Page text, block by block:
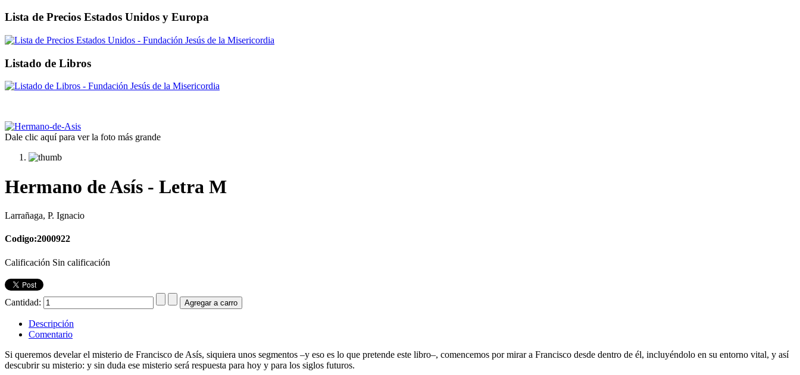
Lista de Precios Estados Unidos y Europa
Listado de Libros
Dale clic aquí para ver la foto más grande
Hermano de Asís - Letra M
Larrañaga, P. Ignacio
Codigo:2000922
Calificación Sin calificación
Cantidad:
Descripción
Comentario
Si queremos develar el misterio de Francisco de Asís, siquiera unos segmentos –y eso es lo que pretende este libro–, comencemos por mirar a Francisco desde dentro de él, incluyéndolo en su entorno vital, y así
descubrir su misterio: y sin duda ese misterio será respuesta para hoy y para los siglos futuros.